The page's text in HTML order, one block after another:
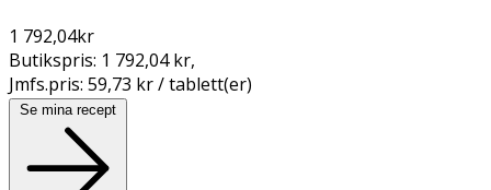
1 792,04kr
Butikspris: 1 792,04 kr,
Jmfs.pris: 59,73 kr / tablett(er)
Se mina recept